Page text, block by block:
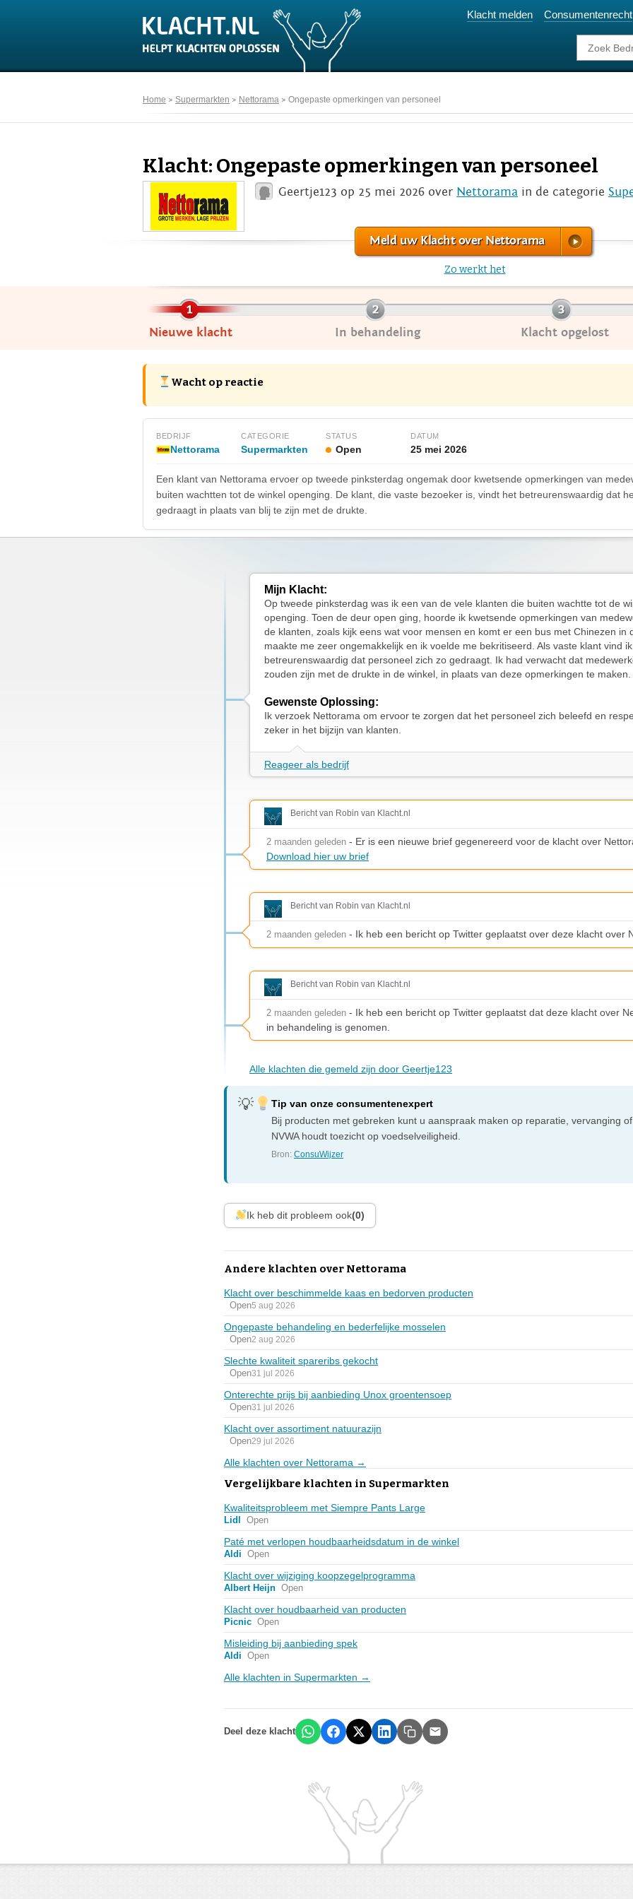
Klacht melden Consumentenrecht
Home Supermarkten Nettorama Ongepaste opmerkingen van personeel
Klacht: Ongepaste opmerkingen van personeel
Geertje123 op 25 mei 2026 over Nettorama in de categorie
Meld uw Klacht over Nettorama
Zo werkt het
Nieuwe klacht In behandeling Klacht opgelost
Wacht op reactie
BEDRIJF
Nettorama
CATEGORIE
Supermarkten
STATUS
Open
DATUM
25 mei 2026
Een klant van Nettorama ervoer op tweede pinksterdag ongemak door kwetsende opmerkingen van
buiten wachtten tot de winkel openging. De klant, die vaste bezoeker is, vindt het betreurenswaardig dat
gedraagt in plaats van blij te zijn met de drukte.
Mijn Klacht:
Op tweede pinksterdag was ik een van de vele klanten die buiten wachtte tot de
openging. Toen de deur open ging, hoorde ik kwetsende opmerkingen van
de klanten, zoals kijk eens wat voor mensen en komt er een bus met Chinezen in
maakte me zeer ongemakkelijk en ik voelde me bekritiseerd. Als vaste klant vind
betreurenswaardig dat personeel zich zo gedraagt. Ik had verwacht dat
zouden zijn met de drukte in de winkel, in plaats van deze opmerkingen te maken.
Gewenste Oplossing:
Ik verzoek Nettorama om ervoor te zorgen dat het personeel zich beleefd en
zeker in het bijzijn van klanten.
Reageer als bedrijf
Bericht van Robin van Klacht.nl
2 maanden geleden - Er is een nieuwe brief gegenereerd voor de klacht over
Download hier uw brief
Bericht van Robin van Klacht.nl
2 maanden geleden - Ik heb een bericht op Twitter geplaatst over deze klacht over
Bericht van Robin van Klacht.nl
2 maanden geleden - Ik heb een bericht op Twitter geplaatst dat deze klacht over
in behandeling is genomen.
Alle klachten die gemeld zijn door Geertje123
Tip van onze consumentenexpert
Bij producten met gebreken kunt u aanspraak maken op reparatie, vervanging
NVWA houdt toezicht op voedselveiligheid.
Bron:ConsuWijzer
Ik heb dit probleem ook(0)
Andere klachten over Nettorama
Klacht over beschimmelde kaas en bedorven producten
Open5 aug 2026
Ongepaste behandeling en bederfelijke mosselen
Open2 aug 2026
Slechte kwaliteit spareribs gekocht
Open31 jul 2026
Onterechte prijs bij aanbieding Unox groentensoep
Open31 jul 2026
Klacht over assortiment natuurazijn
Open29 jul 2026
Alle klachten over Nettorama →
Vergelijkbare klachten in Supermarkten
Kwaliteitsprobleem met Siempre Pants Large
Lidl Open
Paté met verlopen houdbaarheidsdatum in de winkel
Aldi Open
Klacht over wijziging koopzegelprogramma
Albert Heijn Open
Klacht over houdbaarheid van producten
Picnic Open
Misleiding bij aanbieding spek
Aldi Open
Alle klachten in Supermarkten →
Deel deze klacht